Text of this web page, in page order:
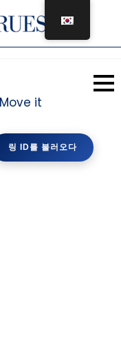
it
링 ID를 불러오다